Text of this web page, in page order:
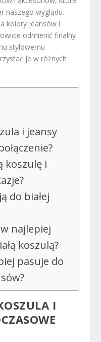
naszego wyglądu.
kolory jeansów i
odmienić finalny
stylowemu
je w różnych
i jeansy
koszulę i
do białej
najlepiej
koszulą?
pasuje do
I